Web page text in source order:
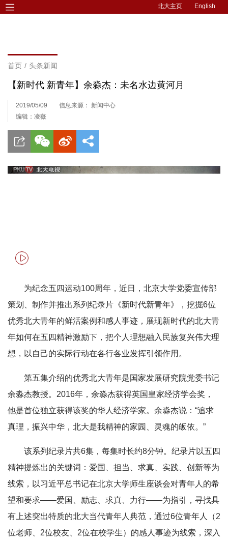
北大主页 English
首页 / 头条新闻
【新时代 新青年】余淼杰：未名水边黄河月
2019/05/09
信息来源： 新闻中心
编辑：凌薇
为纪念五四运动100周年，近日，北京大学党委宣传部
策划、制作并推出系列纪录片《新时代新青年》，挖掘6位
优秀北大青年的鲜活案例和感人事迹，展现新时代的北大青
年如何在五四精神激励下，把个人理想融入民族复兴伟大理
想，以自己的实际行动在各行各业发挥引领作用。
第五集介绍的优秀北大青年是国家发展研究院党委书记
余淼杰教授。2016年，余淼杰获得英国皇家经济学会奖，
他是首位独立获得该奖的华人经济学家。余淼杰说：“追求
真理，振兴中华，北大是我精神的家园、灵魂的皈依。”
该系列纪录片共6集，每集时长约8分钟。纪录片以五四
精神提炼出的关键词：爱国、担当、求真、实践、创新等为
线索，以习近平总书记在北京大学师生座谈会对青年人的希
望和要求——爱国、励志、求真、力行——为指引，寻找具
有上述突出特质的北大当代青年人典范，通过6位青年人（2
位老师、2位校友、2位在校学生）的感人事迹为线索，深入